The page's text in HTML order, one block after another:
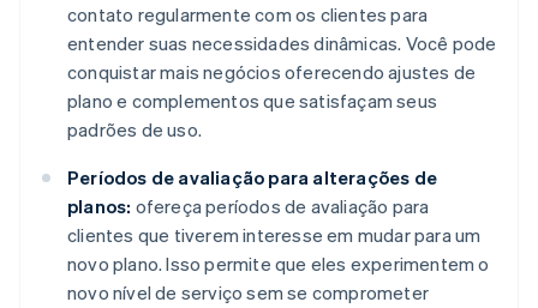
contato regularmente com os clientes para
entender suas necessidades dinâmicas. Você pode
conquistar mais negócios oferecendo ajustes de
plano e complementos que satisfaçam seus
padrões de uso.
Períodos de avaliação para alterações de
planos: ofereça períodos de avaliação para
clientes que tiverem interesse em mudar para um
novo plano. Isso permite que eles experimentem o
novo nível de serviço sem se comprometer